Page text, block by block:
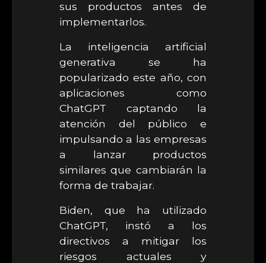
sus productos antes de
implementarlos.
La inteligencia artificial
generativa se ha
popularizado este año, con
aplicaciones como
ChatGPT captando la
atención del público e
impulsando a las empresas
a lanzar productos
similares que cambiarán la
forma de trabajar.
Biden, que ha utilizado
ChatGPT, instó a los
directivos a mitigar los
riesgos actuales y